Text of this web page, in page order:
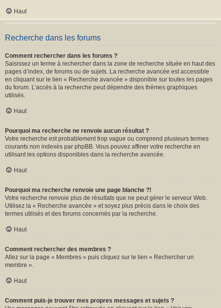
Haut
Recherche dans les forums
Comment rechercher dans les forums ?
Saisissez un terme à rechercher dans la zone de recherche située en haut des
pages d’index, de forums ou de sujets. La recherche avancée est accessible
en cliquant sur le lien « Recherche avancée » disponible sur toutes les pages
du forum. L’accès à la recherche peut dépendre des thèmes graphiques
utilisés.
Haut
Pourquoi ma recherche ne renvoie aucun résultat ?
Votre recherche est probablement trop vague ou comprend plusieurs termes
courants non indexés par phpBB. Vous pouvez affiner votre recherche en
utilisant les options disponibles dans la recherche avancée.
Haut
Pourquoi ma recherche renvoie une page blanche ?!
Votre recherche renvoie plus de résultats que ne peut gérer le serveur Web.
Utilisez la « Recherche avancée » et soyez plus précis dans le choix des
termes utilisés et des forums concernés par la recherche.
Haut
Comment rechercher des membres ?
Allez sur la page « Membres » puis cliquez sur le lien « Rechercher un
membre ».
Haut
Comment puis-je trouver mes propres messages et sujets ?